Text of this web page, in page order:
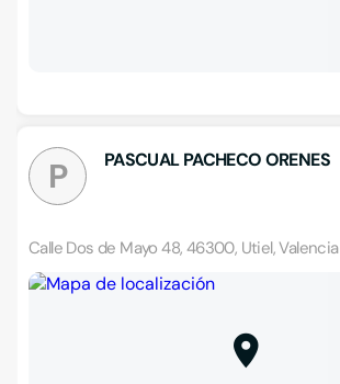
P PASCUAL PACHECO ORENES
Calle Dos de Mayo 48, 46300, Utiel, Valencia